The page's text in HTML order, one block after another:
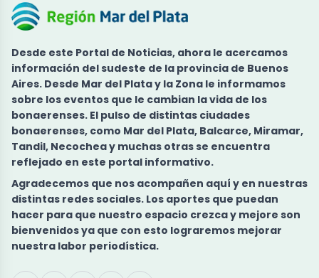
Desde este Portal de Noticias, ahora le acercamos
información del sudeste de la provincia de Buenos
Aires. Desde Mar del Plata y la Zona le informamos
sobre los eventos que le cambian la vida de los
bonaerenses. El pulso de distintas ciudades
bonaerenses, como Mar del Plata, Balcarce, Miramar,
Tandil, Necochea y muchas otras se encuentra
reflejado en este portal informativo.
Agradecemos que nos acompañen aquí y en nuestras
distintas redes sociales. Los aportes que puedan
hacer para que nuestro espacio crezca y mejore son
bienvenidos ya que con esto lograremos mejorar
nuestra labor periodística.